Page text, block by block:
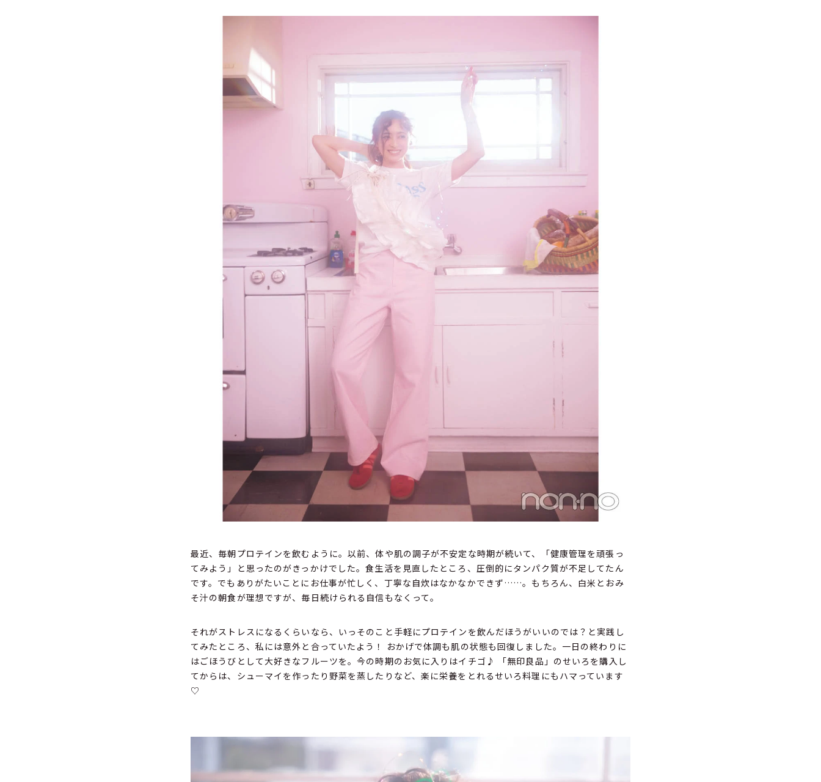
最近、毎朝プロテインを飲むように。以前、体や肌の調子が不安定な時期が続いて、「健康管理を頑張っ
てみよう」と思ったのがきっかけでした。食生活を見直したところ、圧倒的にタンパク質が不足してたん
です。でもありがたいことにお仕事が忙しく、丁寧な自炊はなかなかできず……。もちろん、白米とおみ
そ汁の朝食が理想ですが、毎日続けられる自信もなくって。
それがストレスになるくらいなら、いっそのこと手軽にプロテインを飲んだほうがいいのでは？と実践し
てみたところ、私には意外と合っていたよう！ おかげで体調も肌の状態も回復しました。一日の終わりに
はごほうびとして大好きなフルーツを。今の時期のお気に入りはイチゴ♪ 「無印良品」のせいろを購入し
てからは、シューマイを作ったり野菜を蒸したりなど、楽に栄養をとれるせいろ料理にもハマっています
♡